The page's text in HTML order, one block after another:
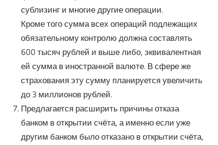
сублизинг и многие другие операции.
Кроме того сумма всех операций подлежащих
обязательному контролю должна составлять
600 тысяч рублей и выше либо, эквивалентная
ей сумма в иностранной валюте. В сфере же
страхования эту сумму планируется увеличить
до 3 миллионов рублей.
Предлагается расширить причины отказа
банком в открытии счёта, а именно если уже
другим банком было отказано в открытии счёта,